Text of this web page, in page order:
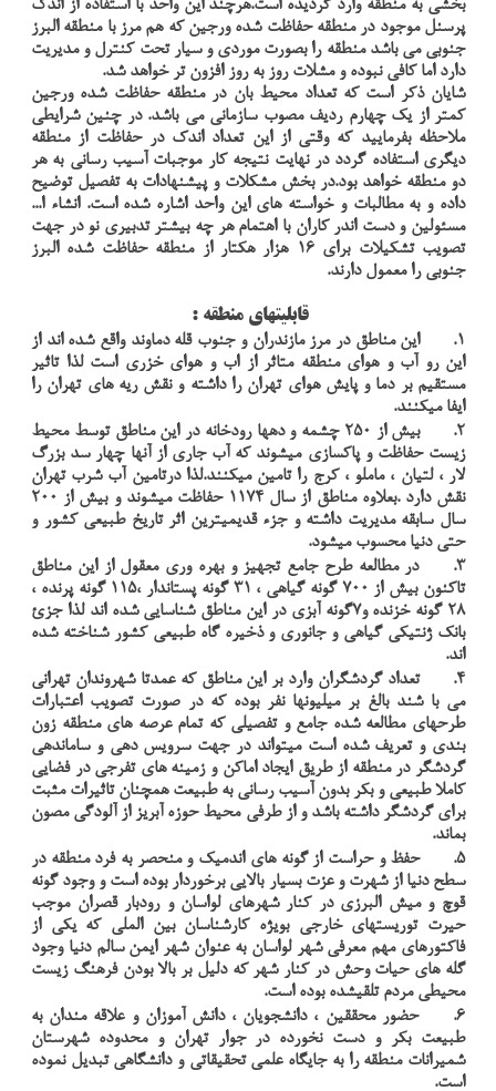
بخشی به منطقه وارد گردیده است.هرچند این واحد با استفاده از اندک
پرسنل موجود در منطقه حفاظت شده ورجین که هم مرز با منطقه البرز
جنوبی می باشد منطقه را بصورت موردی و سیار تحت کنترل و مدیریت
دارد اما کافی نبوده و مشلات روز به روز افزون تر خواهد شد.
شایان ذکر است که تعداد محیط بان در منطقه حفاظت شده ورجین
کمتر از یک چهارم ردیف مصوب سازمانی می باشد. در چنین شرایطی
ملاحظه بفرمایید که وقتی از این تعداد اندک در حفاظت از منطقه
دیگری استفاده گردد در نهایت نتیجه کار موجبات آسیب رسانی به هر
دو منطقه خواهد بود.در بخش مشکلات و پیشنهادات به تفصیل توضیح
داده و به مطالبات و خواسته های این واحد اشاره شده است. انشاء ا...
مسئولین و دست اندر کاران با اهتمام هر چه بیشتر تدبیری نو در جهت
تصویب تشکیلات برای 16 هزار هکتار از منطقه حفاظت شده البرز
جنوبی را معمول دارند.
قابلیتهای منطقه :
1.
این مناطق در مرز مازندران و جنوب قله دماوند واقع شده اند از
این رو آب و هوای منطقه متاثر از اب و هوای خزری است لذا تاثیر
مستقیم بر دما و پایش هوای تهران را داشته و نقش ریه های تهران را
ایفا میکنند.
2.
بیش از 250 چشمه و دهها رودخانه در این مناطق توسط محیط
زیست حفاظت و پاکسازی میشوند که آب جاری از آنها چهار سد بزرگ
لار ، لتیان ، ماملو ، کرج را تامین میکنند.لذا درتامین آب شرب تهران
نقش دارد .بعلاوه مناطق از سال 1174 حفاظت میشوند و بیش از 200
سال سابقه مدیریت داشته و جزء قدیمیترین اثر تاریخ طبیعی کشور و
حتی دنیا محسوب میشود.
3.
در مطالعه طرح جامع تجهیز و بهره وری معقول از این مناطق
تاکنون بیش از 700 گونه گیاهی ، 31 گونه پستاندار ،115 گونه پرنده ،
28 گونه خزنده و7گونه آبزی در این مناطق شناسایی شده اند لذا جزئ
بانک ژنتیکی گیاهی و جانوری و ذخیره گاه طبیعی کشور شناخته شده
اند.
4.
تعداد گردشگران وارد بر این مناطق که عمدتا شهروندان تهرانی
می با شند بالغ بر میلیونها نفر بوده که در صورت تصویب اعتبارات
طرحهای مطالعه شده جامع و تفصیلی که تمام عرصه های منطقه زون
بندی و تعریف شده است میتواند در جهت سرویس دهی و ساماندهی
گردشگر در منطقه از طریق ایجاد اماکن و زمینه های تفرجی در فضایی
کاملا طبیعی و بکر بدون آسیب رسانی به طبیعت همچنان تاثیرات مثبت
برای گردشگر داشته باشد و از طرفی محیط حوزه آبریز از آلودگی مصون
بماند.
5.
حفظ و حراست از گونه های اندمیک و منحصر به فرد منطقه در
سطح دنیا از شهرت و عزت بسیار بالایی برخوردار بوده است و وجود گونه
قوچ و میش البرزی در کنار شهرهای لواسان و رودبار قصران موجب
حیرت توریستهای خارجی بویژه کارشناسان بین الملی که یکی از
فاکتورهای مهم معرفی شهر لواسان به عنوان شهر ایمن سالم دنیا وجود
گله های حیات وحش در کنار شهر که دلیل بر بالا بودن فرهنگ زیست
محیطی مردم تلقیشده بوده است.
6.
حضور محققین ، دانشجویان ، دانش آموزان و علاقه مندان به
طبیعت بکر و دست نخورده در جوار تهران و محدوده شهرستان
شمیرانات منطقه را به جایگاه علمی تحقیقاتی و دانشگاهی تبدیل نموده
است.